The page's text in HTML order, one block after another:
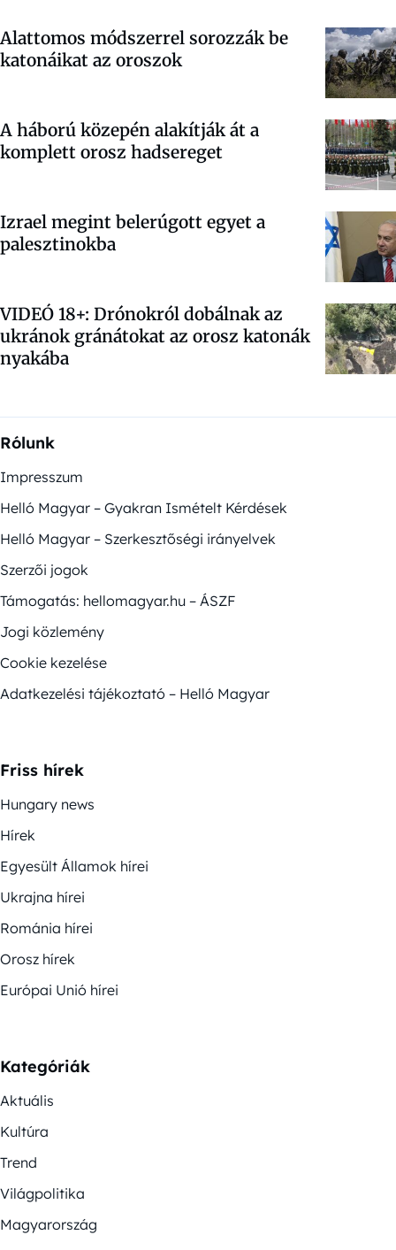
Alattomos módszerrel sorozzák be
katonáikat az oroszok
A háború közepén alakítják át a
komplett orosz hadsereget
Izrael megint belerúgott egyet a
palesztinokba
VIDEÓ 18+: Drónokról dobálnak az
ukránok gránátokat az orosz katonák
nyakába
Rólunk
Impresszum
Helló Magyar – Gyakran Ismételt Kérdések
Helló Magyar – Szerkesztőségi irányelvek
Szerzői jogok
Támogatás: hellomagyar.hu – ÁSZF
Jogi közlemény
Cookie kezelése
Adatkezelési tájékoztató – Helló Magyar
Friss hírek
Hungary news
Hírek
Egyesült Államok hírei
Ukrajna hírei
Románia hírei
Orosz hírek
Európai Unió hírei
Kategóriák
Aktuális
Kultúra
Trend
Világpolitika
Magyarország